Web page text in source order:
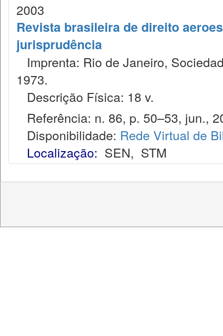
2003
Revista brasileira de direito
jurisprudência
Imprenta: Rio de Janeiro,
1973.
Descrição Física: 18 v.
Referência: n. 86, p. 50–53, jun.,
Disponibilidade: Rede Virtual de
Localização: SEN, STM